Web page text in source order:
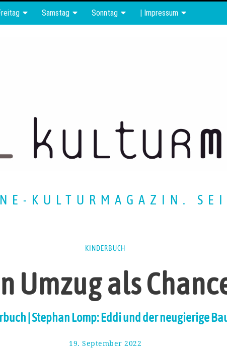
Samstag Sonntag | Impressum
KULTURMAGAZIN.
KINDERBUCH
Umzug als
| Stephan Lomp: Eddi und der neugierige
19. September 2022